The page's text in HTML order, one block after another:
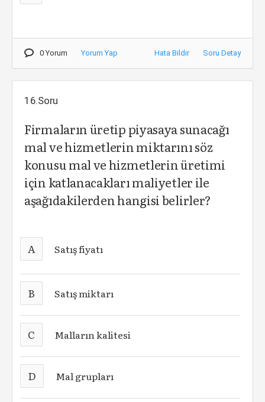
0 Yorum Yorum Yap Hata Bildir Soru Detay
16.Soru
Firmaların üretip piyasaya sunacağı
mal ve hizmetlerin miktarını söz
konusu mal ve hizmetlerin üretimi
için katlanacakları maliyetler ile
aşağıdakilerden hangisi belirler?
A Satış fiyatı
B Satış miktarı
C Malların kalitesi
D Mal grupları